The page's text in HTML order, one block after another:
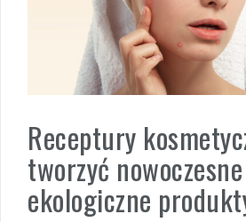
Receptury
tworzyć
ekologiczne